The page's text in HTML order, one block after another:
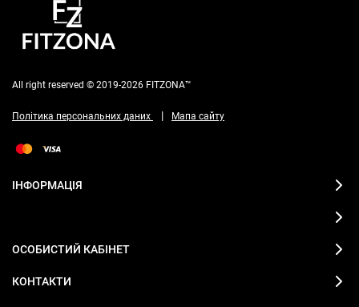
All right reserved © 2019-2026 FITZONA™
Політика персональних даних | Мапа сайту
ІНФОРМАЦІЯ
ОСОБИСТИЙ КАБІНЕТ
КОНТАКТИ